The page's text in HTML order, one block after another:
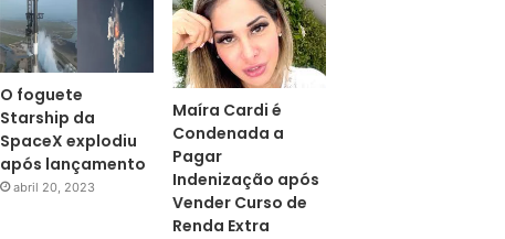
O foguete
Starship da
SpaceX explodiu
após lançamento
abril 20, 2023
Maíra Cardi é
Condenada a
Pagar
Indenização após
Vender Curso de
Renda Extra